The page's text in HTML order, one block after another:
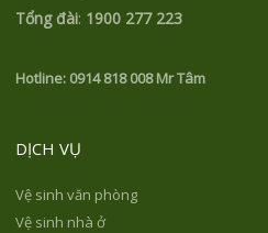
Tổng đài: 1900 277 223
Hotline: 0914 818 008 Mr Tâm
DỊCH VỤ
Vệ sinh văn phòng
Vệ sinh nhà ở